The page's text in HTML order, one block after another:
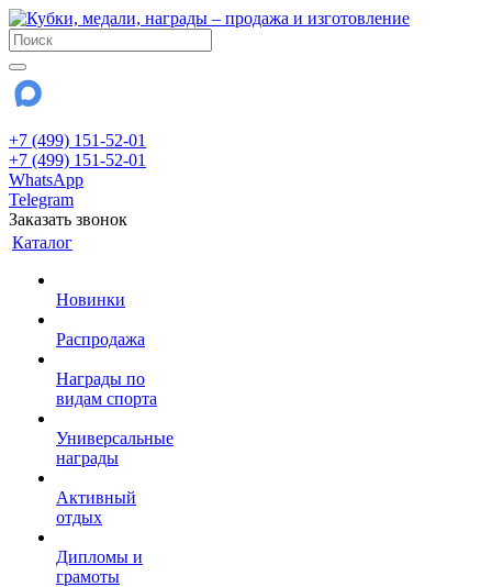
+7 (499) 151-52-01
+7 (499) 151-52-01
WhatsApp
Telegram
Заказать звонок
Каталог
Новинки
Распродажа
Награды по
видам спорта
Универсальные
награды
Активный
отдых
Дипломы и
грамоты